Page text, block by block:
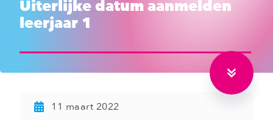
Uiterlijke datum aanmelden
leerjaar 1
11 maart 2022